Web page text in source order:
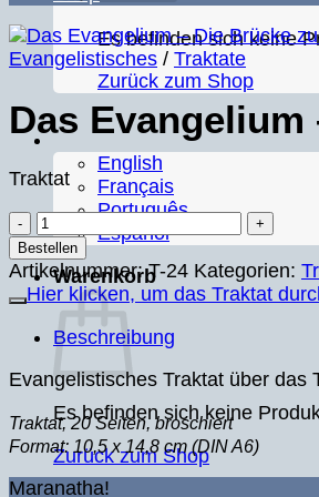
Es befinden sich keine
Zurück zum Shop
English
Français
Português
Español
Warenkorb
Es befinden sich keine
Zurück zum Shop
Evangelistisches / Traktate
Das
Traktat
Das
Evangelium
–
Die
zum
Menge
Bestellen
Artikelnummer:T-24 Kategorien:
Hier klicken, um das Traktat
Beschreibung
Evangelistisches Traktat über das
Traktat, 20 Seiten, broschiert
Format: 10,5 x 14,8 cm (DIN A6)
Maranatha!